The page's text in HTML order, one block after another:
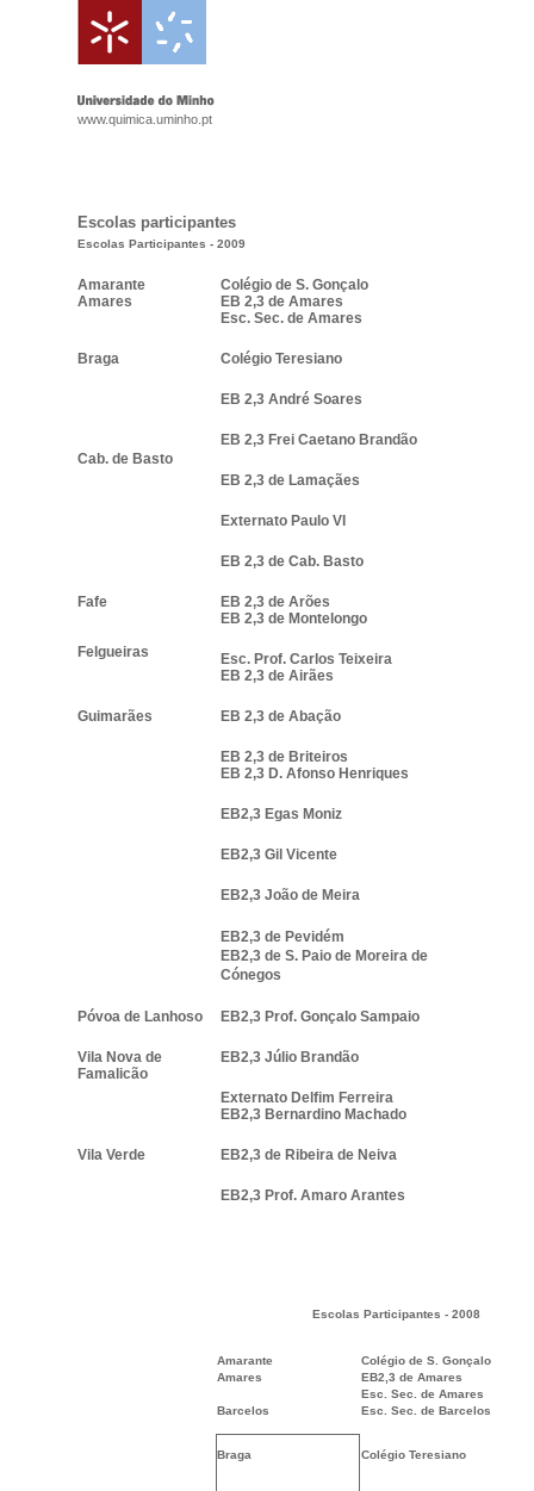
www.quimica.uminho.pt
Escolas participantes
Escolas Participantes - 2009
Amarante
Amares
Colégio de S. Gonçalo
EB 2,3 de Amares
Esc. Sec. de Amares
Braga
Cab. de Basto
Colégio Teresiano
EB 2,3 André Soares
EB 2,3 Frei Caetano Brandão
EB 2,3 de Lamaçães
Externato Paulo VI
EB 2,3 de Cab. Basto
Fafe
Felgueiras
EB 2,3 de Arões
EB 2,3 de Montelongo
Esc. Prof. Carlos Teixeira
EB 2,3 de Airães
Guimarães EB 2,3 de Abação
EB 2,3 de Briteiros
EB 2,3 D. Afonso Henriques
EB2,3 Egas Moniz
EB2,3 Gil Vicente
EB2,3 João de Meira
EB2,3 de Pevidém
EB2,3 de S. Paio de Moreira de
Cónegos
Póvoa de Lanhoso EB2,3 Prof. Gonçalo Sampaio
Vila Nova de
Famalicão
EB2,3 Júlio Brandão
Externato Delfim Ferreira
EB2,3 Bernardino Machado
Vila Verde EB2,3 de Ribeira de Neiva
EB2,3 Prof. Amaro Arantes
Escolas Participantes - 2008
Amarante
Amares
Barcelos
Colégio de S. Gonçalo
EB2,3 de Amares
Esc. Sec. de Amares
Esc. Sec. de Barcelos
Braga Colégio Teresiano